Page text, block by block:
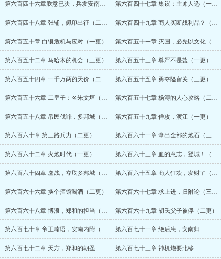
第六百四十六章朕意已决，兵发安南（三更） 第六百四十七章 集议：主帅人选（一更）
第六百四十八章 张辅，佩印出征（二更） 第六百四十九章 商人买断战利品？（三更）
第六百五十章 白银危机与应对（一更） 第六百五十一章 灭国，必先以文化（二更）
第六百五十二章 马哈木的机会（三更） 第六百五十三章 尊严不是盐（一更）
第六百五十四章 一千万两的天价（二更） 第六百五十五章 勇夺隘留关（三更）
第六百五十六章 二皇子：名朱文垣（一更） 第六百五十七章 杨溥的人心攻略（二更）
第六百五十八章 吊民伐罪，多邦城（三更） 第六百五十九章 佯攻，渡江（一更）
第六百六十章 第三路兵力（二更） 第六百六十一章 拿出全部的炮石（三更）
第六百六十二章 火炮时代（一更） 第六百六十三章 血的意志，登城！（二更）
第六百六十四章 鏖战，夺取多邦城（三更） 第六百六十五章 商人狂欢，发财了（一更）
第六百六十六章 换个酒馆喝酒（二更） 第六百六十七章 求上进，归附论（三更）
第六百六十八章 博浪，郑和的担当（一更） 第六百六十九章 胡氏父子被俘（二更）
第六百七十章 帝王喃语，安南内附（三更） 第六百七十一章 绝后患，安南归
第六百七十二章 天方，郑和的朝圣 第六百七十三章 神机炮要北移